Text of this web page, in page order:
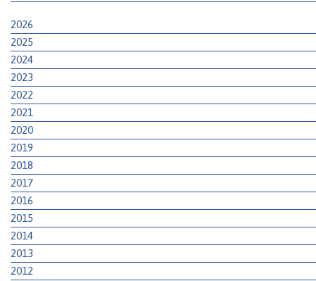
2026
2025
2024
2023
2022
2021
2020
2019
2018
2017
2016
2015
2014
2013
2012